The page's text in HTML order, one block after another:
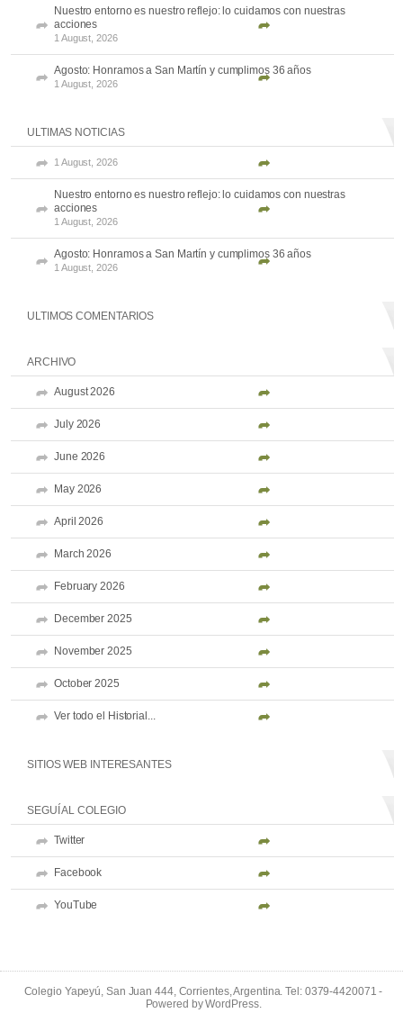
Nuestro entorno es nuestro reflejo: lo cuidamos con nuestras
acciones
1 August, 2026
Agosto: Honramos a San Martín y cumplimos 36 años
1 August, 2026
ULTIMAS NOTICIAS
1 August, 2026
Nuestro entorno es nuestro reflejo: lo cuidamos con nuestras
acciones
1 August, 2026
Agosto: Honramos a San Martín y cumplimos 36 años
1 August, 2026
ULTIMOS COMENTARIOS
ARCHIVO
August 2026
July 2026
June 2026
May 2026
April 2026
March 2026
February 2026
December 2025
November 2025
October 2025
Ver todo el Historial...
SITIOS WEB INTERESANTES
SEGUÍ AL COLEGIO
Twitter
Facebook
YouTube
Colegio Yapeyú, San Juan 444, Corrientes, Argentina. Tel: 0379-4420071 -
Powered byWordPress.